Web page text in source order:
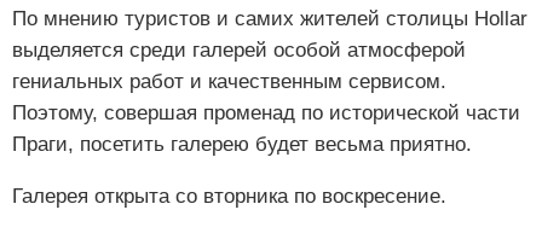
По мнению туристов и самих жителей столицы Hollar
выделяется среди галерей особой атмосферой
гениальных работ и качественным сервисом.
Поэтому, совершая променад по исторической части
Праги, посетить галерею будет весьма приятно.
Галерея открыта со вторника по воскресение.